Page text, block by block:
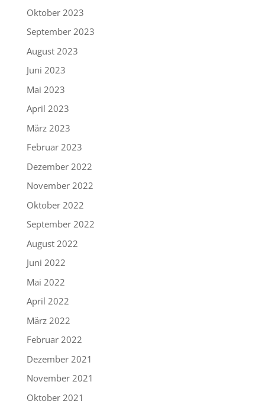
Oktober 2023
September 2023
August 2023
Juni 2023
Mai 2023
April 2023
März 2023
Februar 2023
Dezember 2022
November 2022
Oktober 2022
September 2022
August 2022
Juni 2022
Mai 2022
April 2022
März 2022
Februar 2022
Dezember 2021
November 2021
Oktober 2021